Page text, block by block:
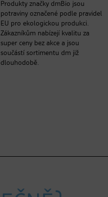
Produkty značky dmBio jsou
potraviny označené podle pravidel
EU pro ekologickou produkci.
Zákazníkům nabízejí kvalitu za
super ceny bez akce a jsou
součástí sortimentu dm již
dlouhodobě.